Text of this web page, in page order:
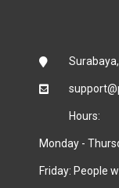
Hours:
Monday -
Friday: People